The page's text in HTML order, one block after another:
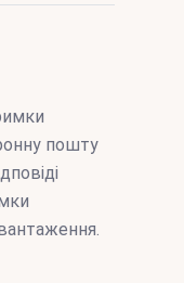
пошту